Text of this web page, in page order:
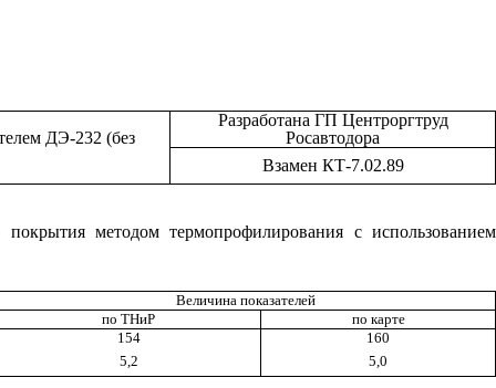
ДЭ-232 (без
Разработана ГП Центроргтруд
Росавтодора
Взамен КТ-7.02.89
методом термопрофилирования с использованием
Величина показателей
по ТНиР
по карте
154
160
5,2
5,0